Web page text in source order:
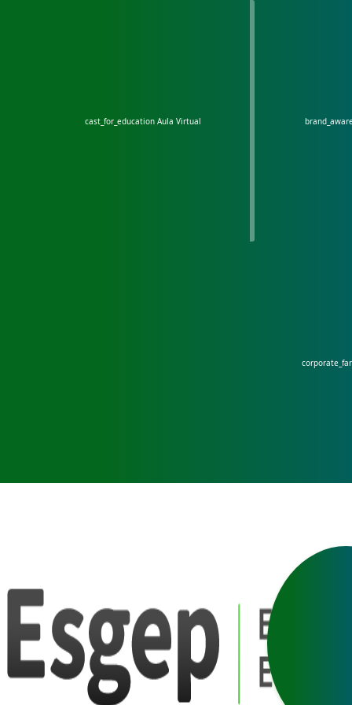
cast_for_educationAula Virtual